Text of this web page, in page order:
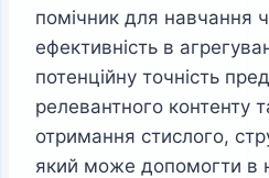
помічник для навчання
ефективність в
потенційну точність
релевантного контенту
отримання стислого,
який може допомогти в